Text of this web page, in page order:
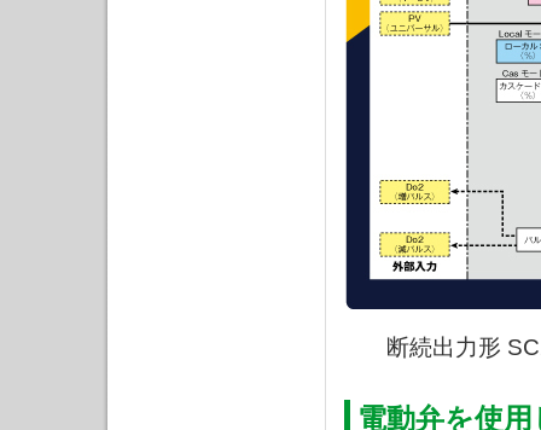
断続出力形
電動弁を使